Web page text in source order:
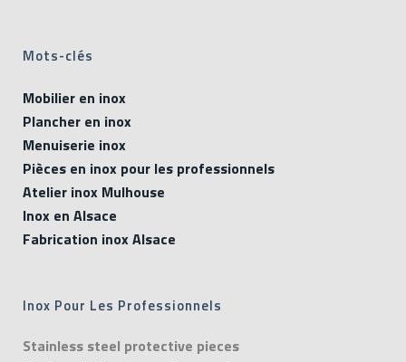
Mots-clés
Mobilier en inox
Plancher en inox
Menuiserie inox
Pièces en inox pour les professionnels
Atelier inox Mulhouse
Inox en Alsace
Fabrication inox Alsace
Inox Pour Les Professionnels
Stainless steel protective pieces